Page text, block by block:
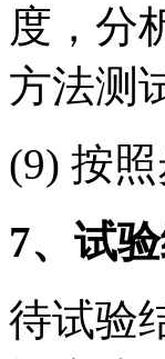
度，分
方法测
(9) 按
7、试
待试验